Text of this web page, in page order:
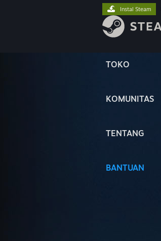
TOKO
KOMUNITAS
TENTANG
BANTUAN
Instal Steam